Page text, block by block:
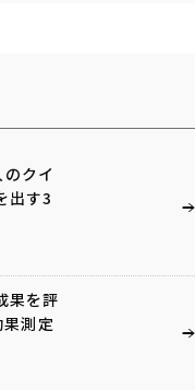
クイ
出す3
果を評
測定